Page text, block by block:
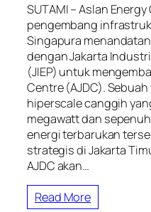
SUTAMI – Aslan
pengembang
Singapura
dengan Jakarta
(JIEP) untuk
Centre (AJDC).
hiperscale canggih
megawatt dan
energi terbarukan
strategis di Jakarta
AJDC akan…
Read More